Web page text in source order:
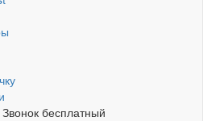
Звонок бесплатный